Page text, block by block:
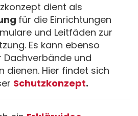
dient als
für die Einrichtungen
und Leitfäden zur
Es kann ebenso
und
dienen. Hier findet sich
Schutzkonzept.